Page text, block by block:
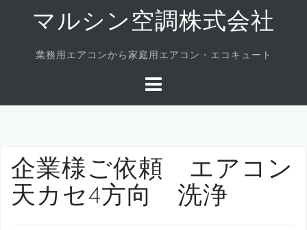
マルシン空調株式会社
業務用エアコンから家庭用エアコン・エコキュート
企業様ご依頼 エアコン
天カセ4方向 洗浄